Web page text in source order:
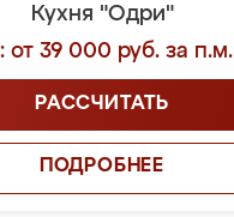
Кухня "Одри"
от 39 000 руб. за п.м.
РАССЧИТАТЬ
ПОДРОБНЕЕ